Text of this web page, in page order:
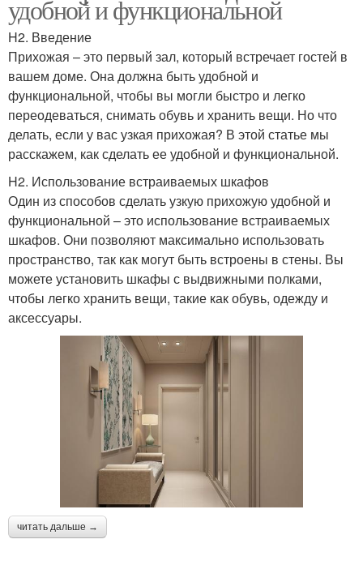
удобной и функциональной
H2. Введение
Прихожая – это первый зал, который встречает гостей в
вашем доме. Она должна быть удобной и
функциональной, чтобы вы могли быстро и легко
переодеваться, снимать обувь и хранить вещи. Но что
делать, если у вас узкая прихожая? В этой статье мы
расскажем, как сделать ее удобной и функциональной.
H2. Использование встраиваемых шкафов
Один из способов сделать узкую прихожую удобной и
функциональной – это использование встраиваемых
шкафов. Они позволяют максимально использовать
пространство, так как могут быть встроены в стены. Вы
можете установить шкафы с выдвижными полками,
чтобы легко хранить вещи, такие как обувь, одежду и
аксессуары.
читать дальше →